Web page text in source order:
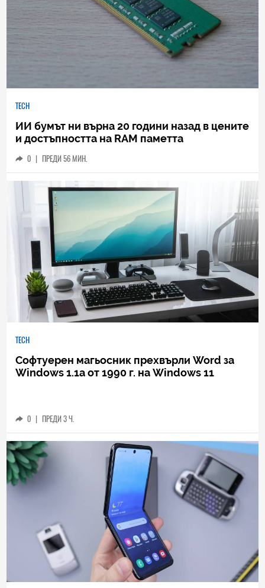
TECH
ИИ бумът ни върна 20 години назад в цените
и достъпността на RAM паметта
0 | ПРЕДИ 56 МИН.
TECH
Софтуерен магьосник прехвърли Word за
Windows 1.1a от 1990 г. на Windows 11
0 | ПРЕДИ 3 Ч.